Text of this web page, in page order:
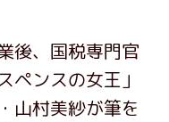
後、国税専門官
ペンスの女王」
山村美紗が筆を